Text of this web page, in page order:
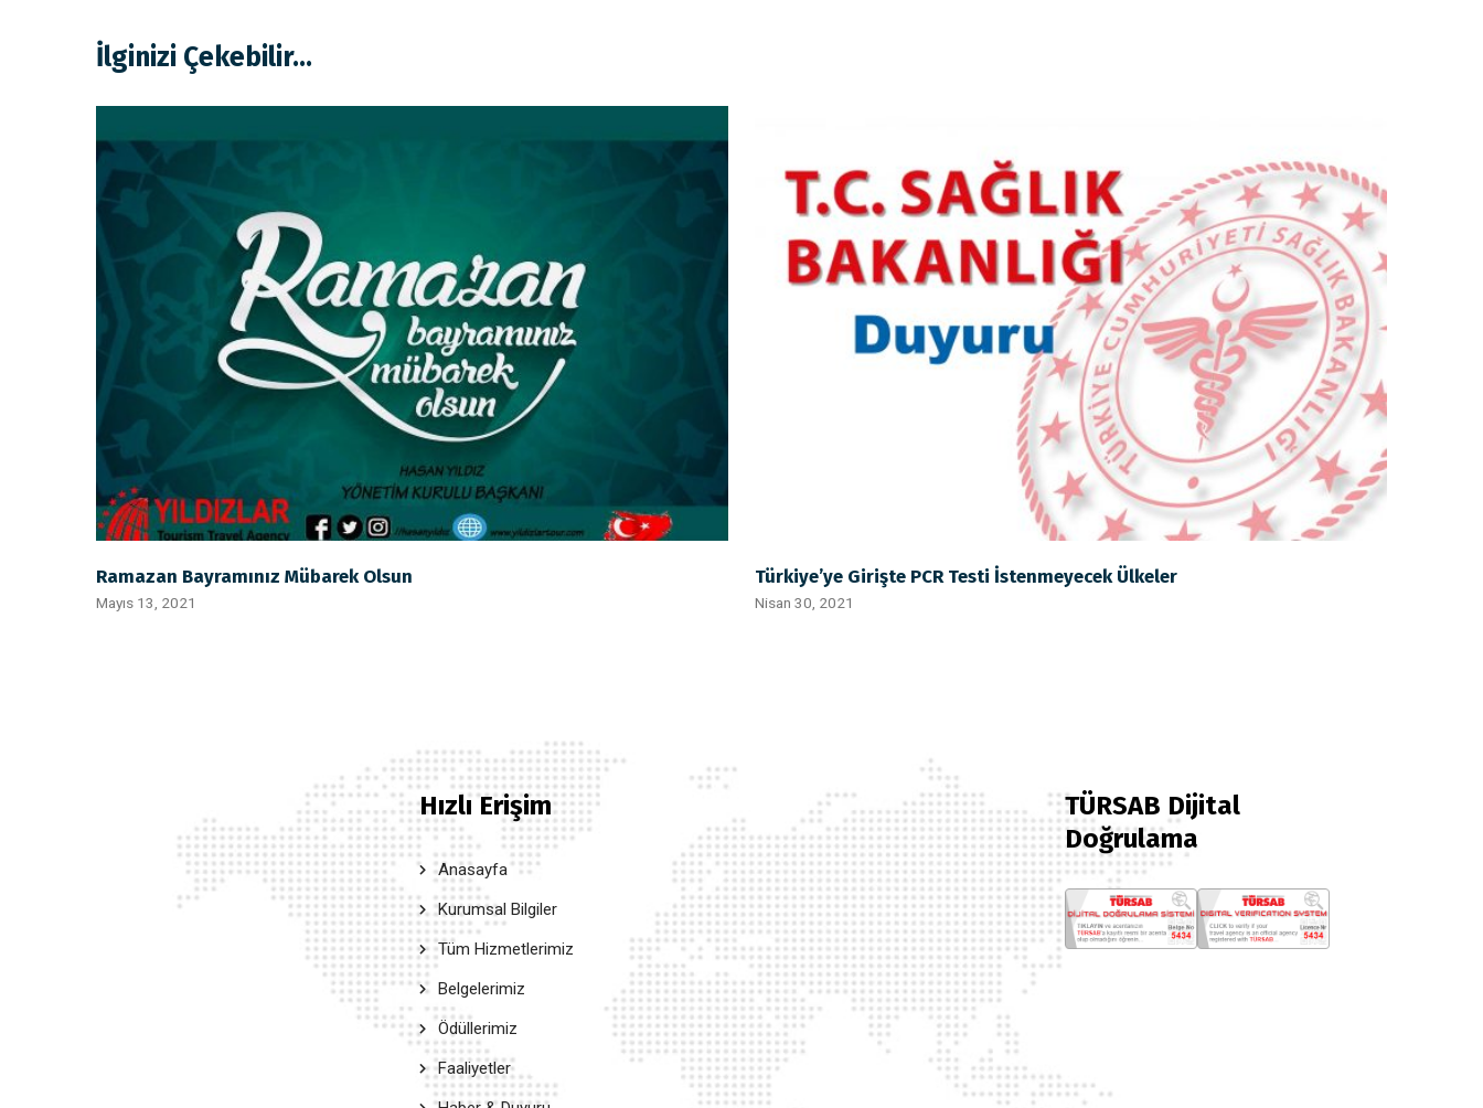
İlginizi Çekebilir...
Ramazan Bayramınız Mübarek Olsun
Mayıs 13, 2021
Türkiye’ye Girişte PCR Testi İstenmeyecek Ülkeler
Nisan 30, 2021
Hızlı Erişim
Anasayfa
Kurumsal Bilgiler
Tüm Hizmetlerimiz
Belgelerimiz
Ödüllerimiz
Faaliyetler
TÜRSAB Dijital
Doğrulama